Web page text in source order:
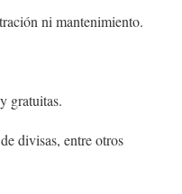
ni mantenimiento.
gratuitas.
divisas, entre otros